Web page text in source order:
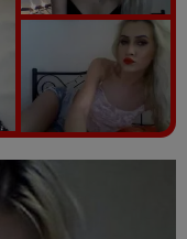
Vezi galeria foto
6 poze